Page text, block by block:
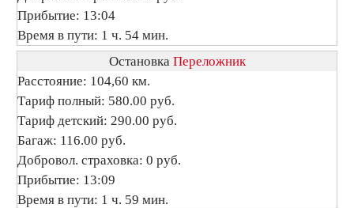
Прибытие: 13:04
Время в пути: 1 ч. 54 мин.
Остановка Переложник
Расстояние: 104,60 км.
Тариф полный: 580.00 руб.
Тариф детский: 290.00 руб.
Багаж: 116.00 руб.
Добровол. страховка: 0 руб.
Прибытие: 13:09
Время в пути: 1 ч. 59 мин.